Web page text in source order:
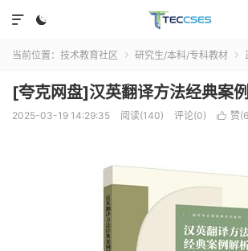


当前位置： 技术教育社区  研究生/本科/专科教材 
[夸克网盘]汉英翻译方法经典案
2025-03-19 14:29:35 阅读(140) 评论(0)  赞(